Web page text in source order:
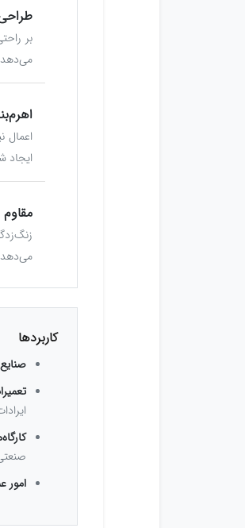
بر
ایجاد
کاربردها
امور